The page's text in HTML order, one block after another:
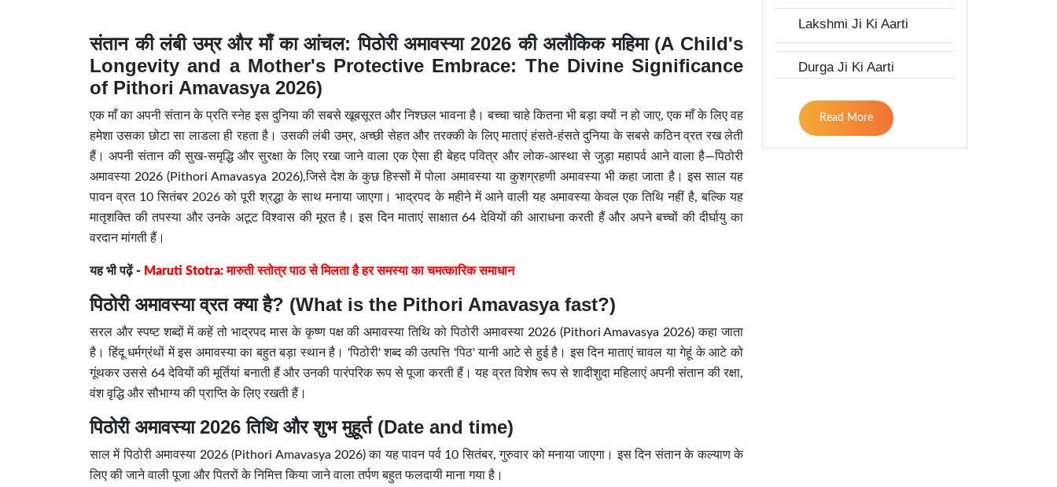
संतान की लंबी उम्र और माँ का आंचल: पिठोरी अमावस्या 2026 की अलौकिक महिमा (A Child's
Longevity and a Mother's Protective Embrace: The Divine Significance
of Pithori Amavasya 2026)
एक माँ का अपनी संतान के प्रति स्नेह इस दुनिया की सबसे खूबसूरत और निश्छल भावना है। बच्चा चाहे कितना भी बड़ा क्यों न हो जाए, एक माँ के लिए वह
हमेशा उसका छोटा सा लाडला ही रहता है। उसकी लंबी उम्र, अच्छी सेहत और तरक्की के लिए माताएं हंसते-हंसते दुनिया के सबसे कठिन व्रत रख लेती
हैं। अपनी संतान की सुख-समृद्धि और सुरक्षा के लिए रखा जाने वाला एक ऐसा ही बेहद पवित्र और लोक-आस्था से जुड़ा महापर्व आने वाला है—पिठोरी
अमावस्या 2026 (Pithori Amavasya 2026),जिसे देश के कुछ हिस्सों में पोला अमावस्या या कुशग्रहणी अमावस्या भी कहा जाता है। इस साल यह
पावन व्रत 10 सितंबर 2026 को पूरी श्रद्धा के साथ मनाया जाएगा।भाद्रपद के महीने में आने वाली यह अमावस्या केवल एक तिथि नहीं है, बल्कि यह
मातृशक्ति की तपस्या और उनके अटूट विश्वास की मूरत है। इस दिन माताएं साक्षात 64 देवियों की आराधना करती हैं और अपने बच्चों की दीर्घायु का
वरदान मांगती हैं।
यह भी पढ़ें - Maruti Stotra: मारुती स्तोत्र पाठ से मिलता है हर समस्या का चमत्कारिक समाधान
पिठोरी अमावस्या व्रत क्या है? (What is the Pithori Amavasya fast?)
सरल और स्पष्ट शब्दों में कहें तो भाद्रपद मास के कृष्ण पक्ष की अमावस्या तिथि को पिठोरी अमावस्या 2026 (Pithori Amavasya 2026) कहा जाता
है। हिंदू धर्मग्रंथों में इस अमावस्या का बहुत बड़ा स्थान है। 'पिठोरी' शब्द की उत्पत्ति 'पिठ' यानी आटे से हुई है। इस दिन माताएं चावल या गेहूं के आटे को
गूंथकर उससे 64 देवियों की मूर्तियां बनाती हैं और उनकी पारंपरिक रूप से पूजा करती हैं। यह व्रत विशेष रूप से शादीशुदा महिलाएं अपनी संतान की रक्षा,
वंश वृद्धि और सौभाग्य की प्राप्ति के लिए रखती हैं।
पिठोरी अमावस्या 2026 तिथि और शुभ मुहूर्त (Date and time)
साल में पिठोरी अमावस्या 2026 (Pithori Amavasya 2026) का यह पावन पर्व 10 सितंबर, गुरुवार को मनाया जाएगा। इस दिन संतान के कल्याण के
लिए की जाने वाली पूजा और पितरों के निमित्त किया जाने वाला तर्पण बहुत फलदायी माना गया है।
Lakshmi Ji Ki Aarti
Durga Ji Ki Aarti
Read More